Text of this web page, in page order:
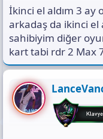
İkinci el aldım 3 ay
arkadaş da ikinci el
sahibiyim diğer
kart tabi rdr 2 Max